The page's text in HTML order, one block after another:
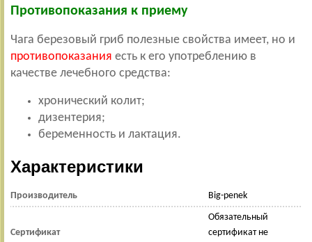
Противопоказания к приему
Чага березовый гриб полезные свойства имеет, но и
противопоказания есть к его употреблению в
качестве лечебного средства:
хронический колит;
дизентерия;
беременность и лактация.
Характеристики
Производитель Big-penek
Сертификат
Обязательный
сертификат не